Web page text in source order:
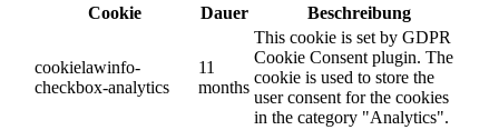
Cookie
Dauer Beschreibung
cookielawinfo-
checkbox-analytics
11
months
This cookie is set by GDPR
Cookie Consent plugin. The
cookie is used to store the
user consent for the cookies
in the category "Analytics".